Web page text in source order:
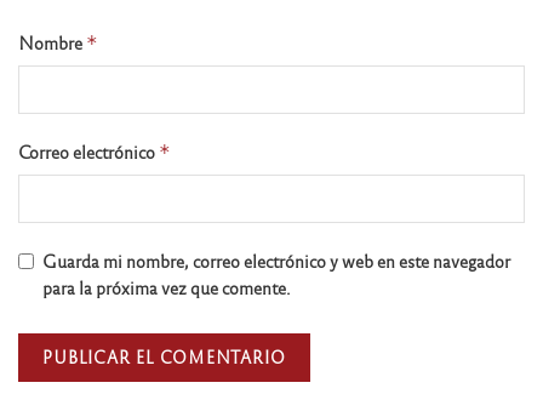
Nombre *
Correo electrónico *
Guarda mi nombre, correo electrónico y web en este navegador
para la próxima vez que comente.